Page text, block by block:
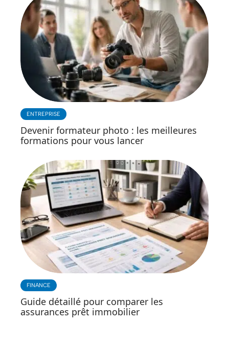
ENTREPRISE
Devenir formateur photo : les meilleures
formations pour vous lancer
FINANCE
Guide détaillé pour comparer les
assurances prêt immobilier